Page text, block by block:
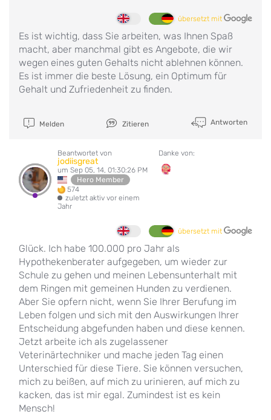
übersetzt mit
Es ist wichtig, dass Sie arbeiten, was Ihnen Spaß
macht, aber manchmal gibt es Angebote, die wir
wegen eines guten Gehalts nicht ablehnen können.
Es ist immer die beste Lösung, ein Optimum für
Gehalt und Zufriedenheit zu finden.
Melden Zitieren Antworten
Beantwortet von
jodiisgreat
um Sep 05, 14, 01:30:26 PM
Hero Member
574
zuletzt aktiv vor einem
Jahr
Danke von:
übersetzt mit
Glück. Ich habe 100.000 pro Jahr als
Hypothekenberater aufgegeben, um wieder zur
Schule zu gehen und meinen Lebensunterhalt mit
dem Ringen mit gemeinen Hunden zu verdienen.
Aber Sie opfern nicht, wenn Sie Ihrer Berufung im
Leben folgen und sich mit den Auswirkungen Ihrer
Entscheidung abgefunden haben und diese kennen.
Jetzt arbeite ich als zugelassener
Veterinärtechniker und mache jeden Tag einen
Unterschied für diese Tiere. Sie können versuchen,
mich zu beißen, auf mich zu urinieren, auf mich zu
kacken, das ist mir egal. Zumindest ist es kein
Mensch!